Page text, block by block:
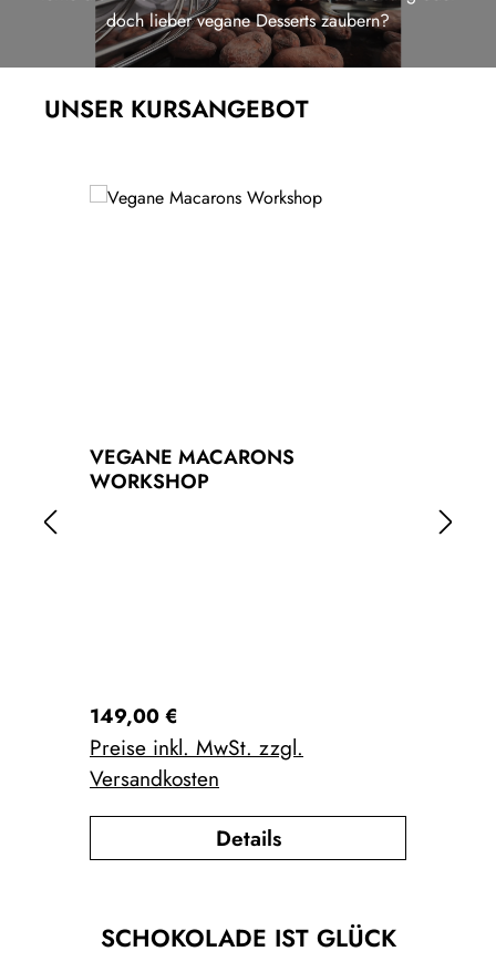
doch lieber vegane Desserts zaubern?
UNSER KURSANGEBOT
Produktgalerie überspringen
VEGANE MACARONS
WORKSHOP
Regulärer Preis:
149,00 €
Preise inkl. MwSt. zzgl.
Versandkosten
Details
SCHOKOLADE IST GLÜCK